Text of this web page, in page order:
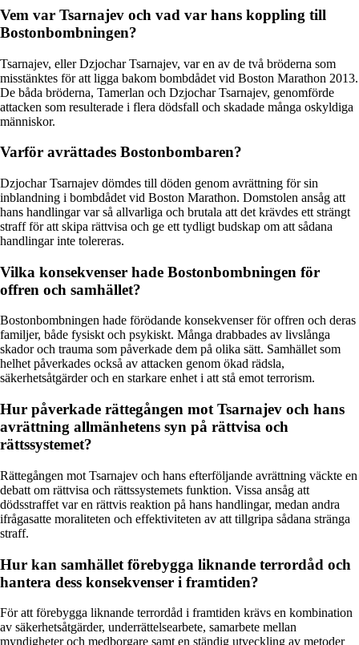
Vem var Tsarnajev och vad var hans koppling till
Bostonbombningen?
Tsarnajev, eller Dzjochar Tsarnajev, var en av de två bröderna som
misstänktes för att ligga bakom bombdådet vid Boston Marathon 2013.
De båda bröderna, Tamerlan och Dzjochar Tsarnajev, genomförde
attacken som resulterade i flera dödsfall och skadade många oskyldiga
människor.
Varför avrättades Bostonbombaren?
Dzjochar Tsarnajev dömdes till döden genom avrättning för sin
inblandning i bombdådet vid Boston Marathon. Domstolen ansåg att
hans handlingar var så allvarliga och brutala att det krävdes ett strängt
straff för att skipa rättvisa och ge ett tydligt budskap om att sådana
handlingar inte tolereras.
Vilka konsekvenser hade Bostonbombningen för
offren och samhället?
Bostonbombningen hade förödande konsekvenser för offren och deras
familjer, både fysiskt och psykiskt. Många drabbades av livslånga
skador och trauma som påverkade dem på olika sätt. Samhället som
helhet påverkades också av attacken genom ökad rädsla,
säkerhetsåtgärder och en starkare enhet i att stå emot terrorism.
Hur påverkade rättegången mot Tsarnajev och hans
avrättning allmänhetens syn på rättvisa och
rättssystemet?
Rättegången mot Tsarnajev och hans efterföljande avrättning väckte en
debatt om rättvisa och rättssystemets funktion. Vissa ansåg att
dödsstraffet var en rättvis reaktion på hans handlingar, medan andra
ifrågasatte moraliteten och effektiviteten av att tillgripa sådana stränga
straff.
Hur kan samhället förebygga liknande terrordåd och
hantera dess konsekvenser i framtiden?
För att förebygga liknande terrordåd i framtiden krävs en kombination
av säkerhetsåtgärder, underrättelsearbete, samarbete mellan
myndigheter och medborgare samt en ständig utveckling av metoder